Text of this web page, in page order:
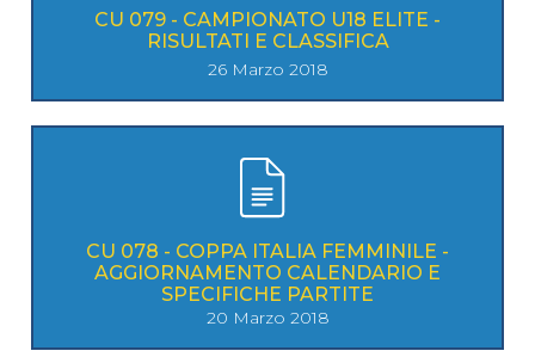
CU 079 - CAMPIONATO U18 ELITE -
RISULTATI E CLASSIFICA
26 Marzo 2018
CU 078 - COPPA ITALIA FEMMINILE -
AGGIORNAMENTO CALENDARIO E
SPECIFICHE PARTITE
20 Marzo 2018